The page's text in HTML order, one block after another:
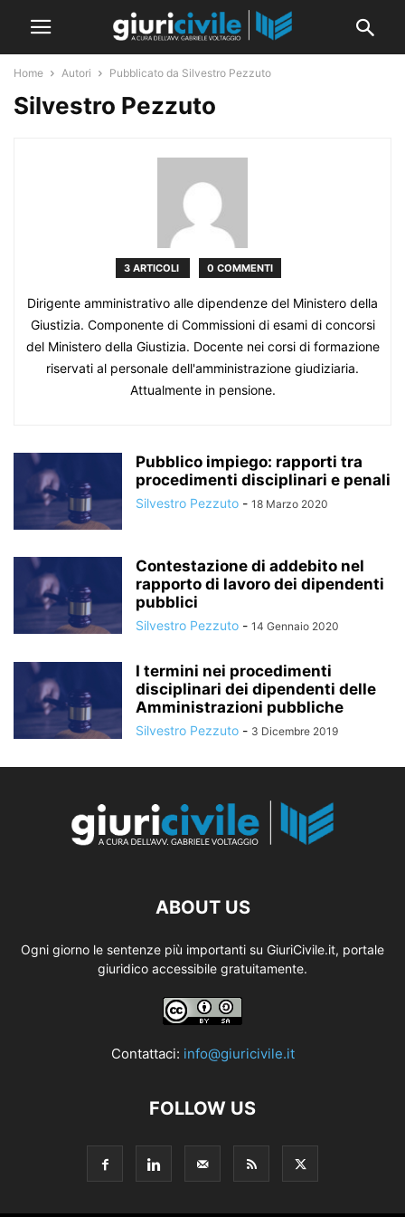
Home Autori Pubblicato da Silvestro Pezzuto
Silvestro Pezzuto
3 ARTICOLI 0 COMMENTI
Dirigente amministrativo alle dipendenze del Ministero della
Giustizia. Componente di Commissioni di esami di concorsi
del Ministero della Giustizia. Docente nei corsi di formazione
riservati al personale dell'amministrazione giudiziaria.
Attualmente in pensione.
Pubblico impiego: rapporti tra
procedimenti disciplinari e penali
Silvestro Pezzuto - 18 Marzo 2020
Contestazione di addebito nel
rapporto di lavoro dei dipendenti
pubblici
Silvestro Pezzuto - 14 Gennaio 2020
I termini nei procedimenti
disciplinari dei dipendenti delle
Amministrazioni pubbliche
Silvestro Pezzuto - 3 Dicembre 2019
ABOUT US
Ogni giorno le sentenze più importanti su GiuriCivile.it, portale
giuridico accessibile gratuitamente.
Contattaci: info@giuricivile.it
FOLLOW US